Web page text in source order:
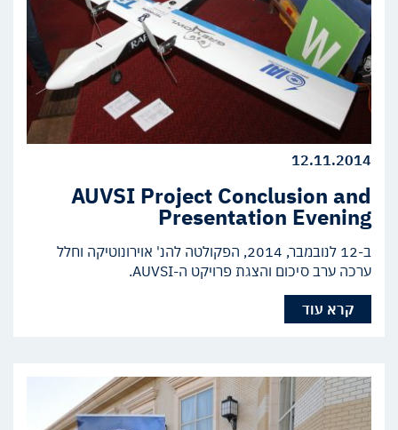
12.11.2014
AUVSI Project Conclusion and
Presentation Evening
ב-12 לנובמבר, 2014, הפקולטה להנ' אוירונוטיקה וחלל
ערכה ערב סיכום והצגת פרויקט ה-AUVSI.
קרא עוד